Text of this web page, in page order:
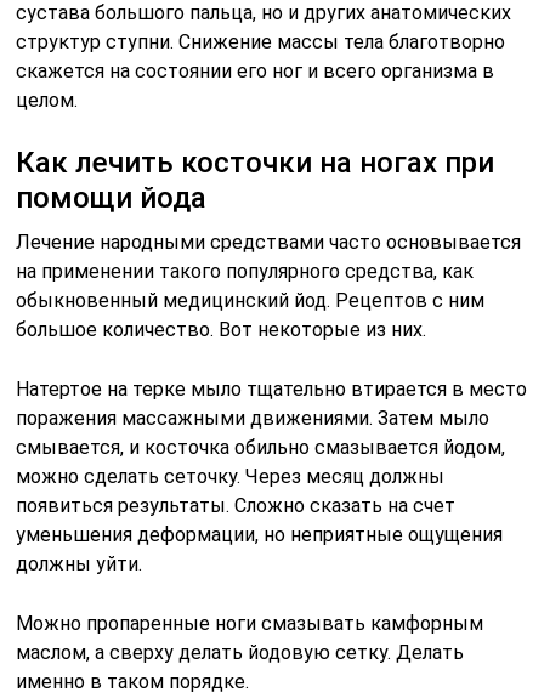
сустава большого пальца, но и других анатомических
структур ступни. Снижение массы тела благотворно
скажется на состоянии его ног и всего организма в
целом.
Как лечить косточки на ногах при
помощи йода
Лечение народными средствами часто основывается
на применении такого популярного средства, как
обыкновенный медицинский йод. Рецептов с ним
большое количество. Вот некоторые из них.
Натертое на терке мыло тщательно втирается в место
поражения массажными движениями. Затем мыло
смывается, и косточка обильно смазывается йодом,
можно сделать сеточку. Через месяц должны
появиться результаты. Сложно сказать на счет
уменьшения деформации, но неприятные ощущения
должны уйти.
Можно пропаренные ноги смазывать камфорным
маслом, а сверху делать йодовую сетку. Делать
именно в таком порядке.